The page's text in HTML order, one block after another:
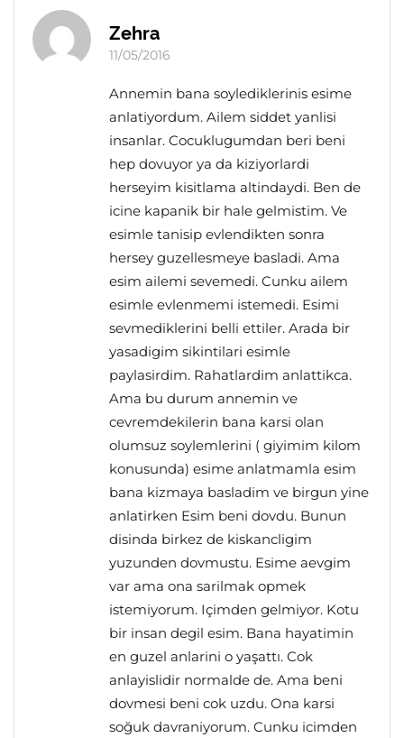
Zehra
11/05/2016
Annemin bana soylediklerinis esime
anlatiyordum. Ailem siddet yanlisi
insanlar. Cocuklugumdan beri beni
hep dovuyor ya da kiziyorlardi
herseyim kisitlama altindaydi. Ben de
icine kapanik bir hale gelmistim. Ve
esimle tanisip evlendikten sonra
hersey guzellesmeye basladi. Ama
esim ailemi sevemedi. Cunku ailem
esimle evlenmemi istemedi. Esimi
sevmediklerini belli ettiler. Arada bir
yasadigim sikintilari esimle
paylasirdim. Rahatlardim anlattikca.
Ama bu durum annemin ve
cevremdekilerin bana karsi olan
olumsuz soylemlerini ( giyimim kilom
konusunda) esime anlatmamla esim
bana kizmaya basladim ve birgun yine
anlatirken Esim beni dovdu. Bunun
disinda birkez de kiskancligim
yuzunden dovmustu. Esime aevgim
var ama ona sarilmak opmek
istemiyorum. Içimden gelmiyor. Kotu
bir insan degil esim. Bana hayatimin
en guzel anlarini o yaşattı. Cok
anlayislidir normalde de. Ama beni
dovmesi beni cok uzdu. Ona karsi
soğuk davraniyorum. Cunku icimden